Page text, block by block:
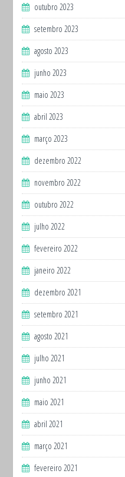
outubro 2023
setembro 2023
agosto 2023
junho 2023
maio 2023
abril 2023
março 2023
dezembro 2022
novembro 2022
outubro 2022
julho 2022
fevereiro 2022
janeiro 2022
dezembro 2021
setembro 2021
agosto 2021
julho 2021
junho 2021
maio 2021
abril 2021
março 2021
fevereiro 2021